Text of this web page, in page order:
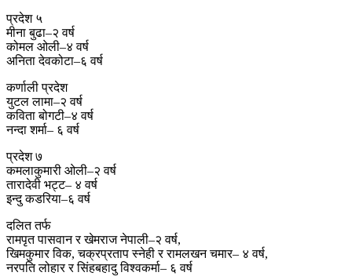
प्रदेश ५
मीना बुढा–२ वर्ष
कोमल ओली–४ वर्ष
अनिता देवकोटा–६ वर्ष
कर्णाली प्रदेश
युटल लामा–२ वर्ष
कविता बोगटी–४ वर्ष
नन्दा शर्मा– ६ वर्ष
प्रदेश ७
कमलाकुमारी ओली–२ वर्ष
तारादेवी भट्ट– ४ वर्ष
इन्दु कडरिया–६ वर्ष
दलित तर्फ
रामपृत पासवान र खेमराज नेपाली–२ वर्ष,
खिमकुमार विक, चक्रप्रताप स्नेही र रामलखन चमार– ४ वर्ष,
नरपति लोहार र सिंहबहादु विश्वकर्मा– ६ वर्ष